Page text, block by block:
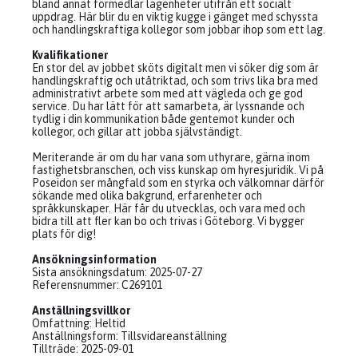
bland annat förmedlar lägenheter utifrån ett socialt
uppdrag. Här blir du en viktig kugge i gänget med schyssta
och handlingskraftiga kollegor som jobbar ihop som ett lag.
Kvalifikationer
En stor del av jobbet sköts digitalt men vi söker dig som är
handlingskraftig och utåtriktad, och som trivs lika bra med
administrativt arbete som med att vägleda och ge god
service. Du har lätt för att samarbeta, är lyssnande och
tydlig i din kommunikation både gentemot kunder och
kollegor, och gillar att jobba självständigt.
Meriterande är om du har vana som uthyrare, gärna inom
fastighetsbranschen, och viss kunskap om hyresjuridik. Vi på
Poseidon ser mångfald som en styrka och välkomnar därför
sökande med olika bakgrund, erfarenheter och
språkkunskaper. Här får du utvecklas, och vara med och
bidra till att fler kan bo och trivas i Göteborg. Vi bygger
plats för dig!
Ansökningsinformation
Sista ansökningsdatum: 2025-07-27
Referensnummer: C269101
Anställningsvillkor
Omfattning: Heltid
Anställningsform: Tillsvidareanställning
Tillträde: 2025-09-01